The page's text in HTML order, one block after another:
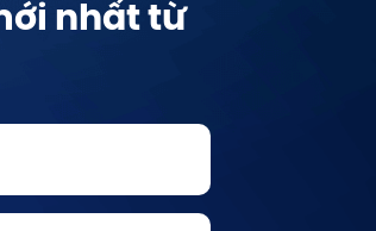
nhất từ